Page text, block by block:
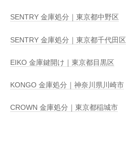
SENTRY 金庫処分｜東京都中野区
SENTRY 金庫処分｜東京都千代田区
EIKO 金庫鍵開け｜東京都目黒区
KONGO 金庫処分｜神奈川県川崎市
CROWN 金庫処分｜東京都稲城市